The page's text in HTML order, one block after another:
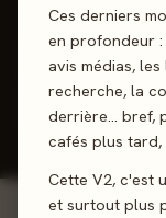
Ces derniers
en profondeur :
avis médias,
recherche, la
derrière… bref,
cafés plus tard,
Cette V2, c'est
et surtout plus
J'ai joué
Donner mon